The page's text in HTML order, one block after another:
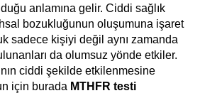
anlamına gelir. Ciddi sağlık
bozukluğunun oluşumuna işaret
sadece kişiyi değil aynı zamanda
da olumsuz yönde etkiler.
ciddi şekilde etkilenmesine
için burada MTHFR testi